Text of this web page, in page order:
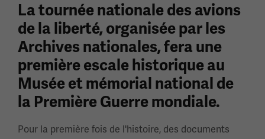
La tournée nationale des avions
de la liberté, organisée par les
Archives nationales, fera une
première escale historique au
Musée et mémorial national de
la Première Guerre mondiale.
Pour la première fois de l'histoire, des documents